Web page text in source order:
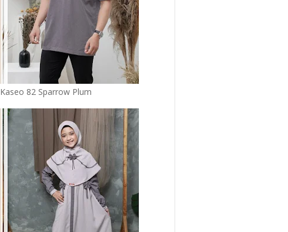
Kaseo 82 Sparrow Plum